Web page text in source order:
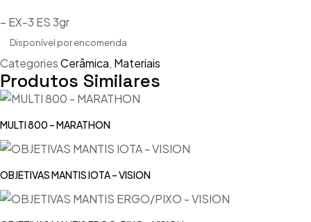
– EX-3 ES 3gr
Disponível por encomenda
CategoriesCerâmica, Materiais
Produtos Similares
MULTI 800 – MARATHON
OBJETIVAS MANTIS IOTA – VISION